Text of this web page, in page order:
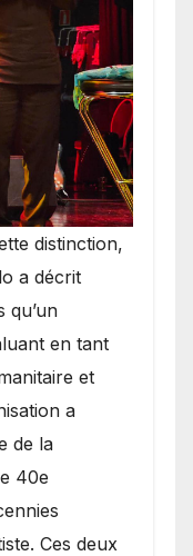
distinction,
a décrit
qu’un
en tant
et
a
de la
40e
Ces deux